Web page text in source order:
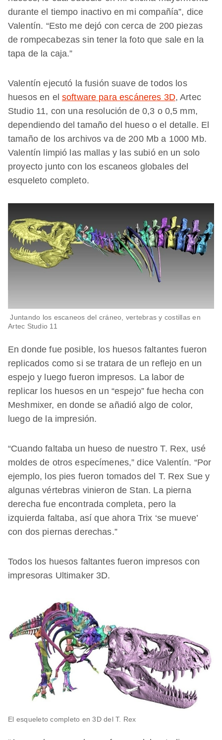
durante el tiempo inactivo en mi compañía”, dice
Valentín. “Esto me dejó con cerca de 200 piezas
de rompecabezas sin tener la foto que sale en la
tapa de la caja.”
Valentín ejecutó la fusión suave de todos los
huesos en el software para escáneres 3D, Artec
Studio 11, con una resolución de 0,3 o 0,5 mm,
dependiendo del tamaño del hueso o el detalle. El
tamaño de los archivos va de 200 Mb a 1000 Mb.
Valentín limpió las mallas y las subió en un solo
proyecto junto con los escaneos globales del
esqueleto completo.
Juntando los escaneos del cráneo, vertebras y costillas en
Artec Studio 11
En donde fue posible, los huesos faltantes fueron
replicados como si se tratara de un reflejo en un
espejo y luego fueron impresos. La labor de
replicar los huesos en un “espejo” fue hecha con
Meshmixer, en donde se añadió algo de color,
luego de la impresión.
“Cuando faltaba un hueso de nuestro T. Rex, usé
moldes de otros especímenes,” dice Valentín. “Por
ejemplo, los pies fueron tomados del T. Rex Sue y
algunas vértebras vinieron de Stan. La pierna
derecha fue encontrada completa, pero la
izquierda faltaba, así que ahora Trix ‘se mueve’
con dos piernas derechas.”
Todos los huesos faltantes fueron impresos con
impresoras Ultimaker 3D.
El esqueleto completo en 3D del T. Rex